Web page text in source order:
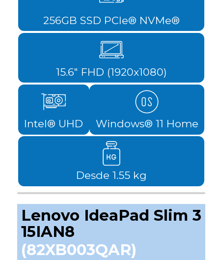
256GB SSD PCIe® NVMe®
15.6" FHD (1920x1080)
Intel® UHD Windows® 11 Home
Desde 1.55 kg
Lenovo IdeaPad Slim 3
15IAN8
(82XB003QAR)